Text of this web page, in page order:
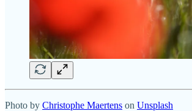
Photo by Christophe Maertens on Unsplash